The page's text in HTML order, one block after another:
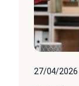
27/04/2026